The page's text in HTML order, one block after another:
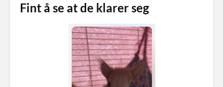
Fint å se at de klarer seg